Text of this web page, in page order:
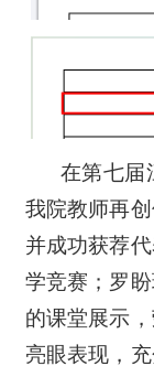
在第七届
我院教师再
并成功获荐
学竞赛；罗
的课堂展示
亮眼表现，